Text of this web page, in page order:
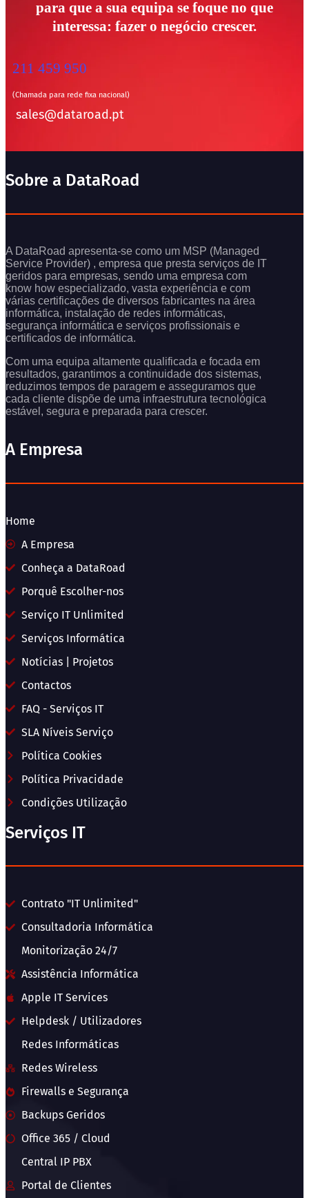
para que a sua equipa se foque no que
interessa: fazer o negócio crescer.
211 459 950
(Chamada para rede fixa nacional)
sales@dataroad.pt
Sobre a DataRoad
A DataRoad apresenta-se como um MSP (Managed
Service Provider) , empresa que presta serviços de IT
geridos para empresas, sendo uma empresa com
know how especializado, vasta experiência e com
várias certificações de diversos fabricantes na área
informática, instalação de redes informáticas,
segurança informática e serviços profissionais e
certificados de informática.
Com uma equipa altamente qualificada e focada em
resultados, garantimos a continuidade dos sistemas,
reduzimos tempos de paragem e asseguramos que
cada cliente dispõe de uma infraestrutura tecnológica
estável, segura e preparada para crescer.
A Empresa
Home
A Empresa
Conheça a DataRoad
Porquê Escolher-nos
Serviço IT Unlimited
Serviços Informática
Notícias | Projetos
Contactos
FAQ - Serviços IT
SLA Níveis Serviço
Política Cookies
Política Privacidade
Condições Utilização
Serviços IT
Contrato "IT Unlimited"
Consultadoria Informática
Monitorização 24/7
Assistência Informática
Apple IT Services
Helpdesk / Utilizadores
Redes Informáticas
Redes Wireless
Firewalls e Segurança
Backups Geridos
Office 365 / Cloud
Central IP PBX
Portal de Clientes